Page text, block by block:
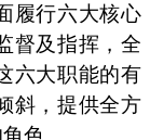
履行六大核心
督及指挥，全
六大职能的有
斜，提供全方
色。